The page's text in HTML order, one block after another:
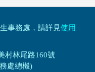
事務處，請詳見使用
村林尾路160號
處總機)